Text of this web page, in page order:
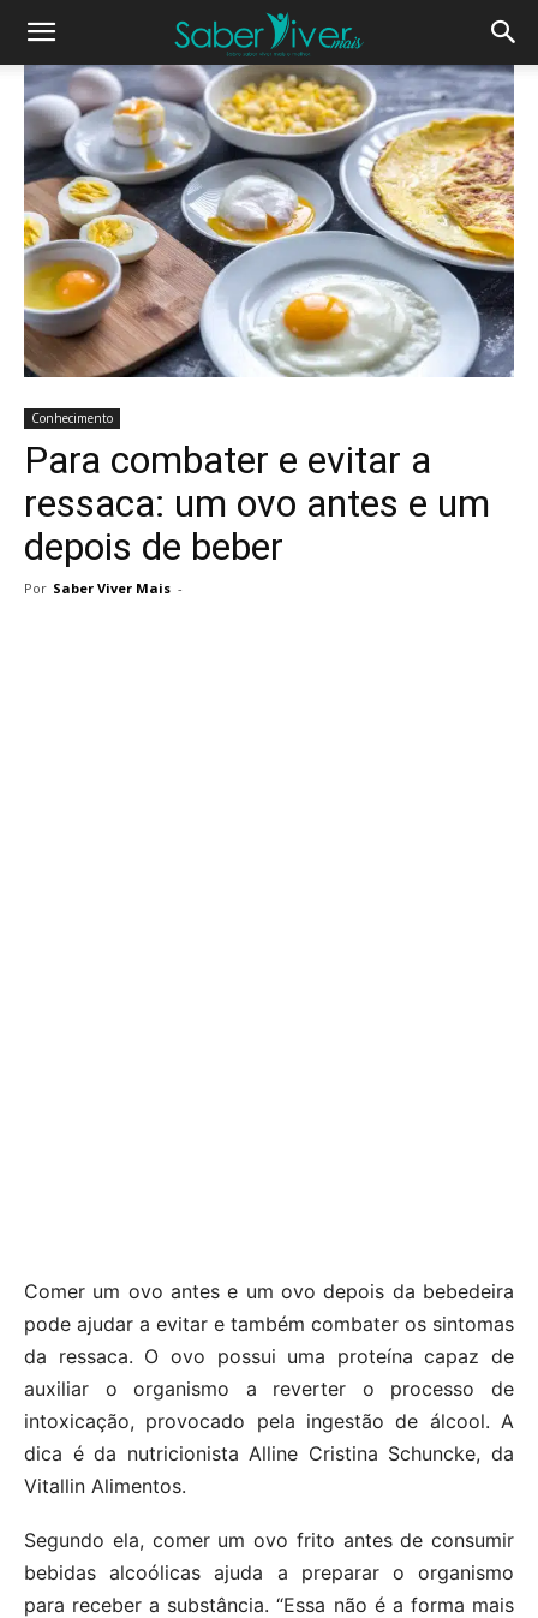
Conhecimento
Para combater e evitar a
ressaca: um ovo antes e um
depois de beber
Por Saber Viver Mais -
Comer um ovo antes e um ovo depois da bebedeira
pode ajudar a evitar e também combater os sintomas
da ressaca. O ovo possui uma proteína capaz de
auxiliar o organismo a reverter o processo de
intoxicação, provocado pela ingestão de álcool. A
dica é da nutricionista Alline Cristina Schuncke, da
Vitallin Alimentos.
Segundo ela, comer um ovo frito antes de consumir
bebidas alcoólicas ajuda a preparar o organismo
para receber a substância. “Essa não é a forma mais